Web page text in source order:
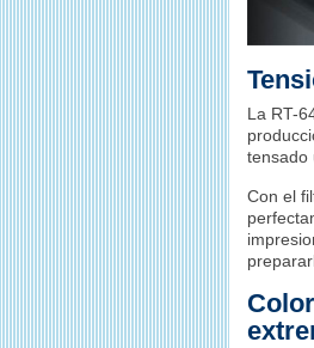
La RT-
tensado
Con el